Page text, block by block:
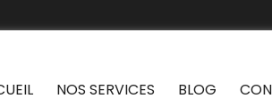
NOS SERVICES BLOG